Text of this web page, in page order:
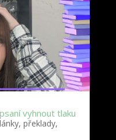
vyhnout tlaku
překlady,